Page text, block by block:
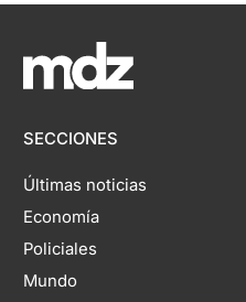
SECCIONES
Últimas noticias
Economía
Policiales
Mundo